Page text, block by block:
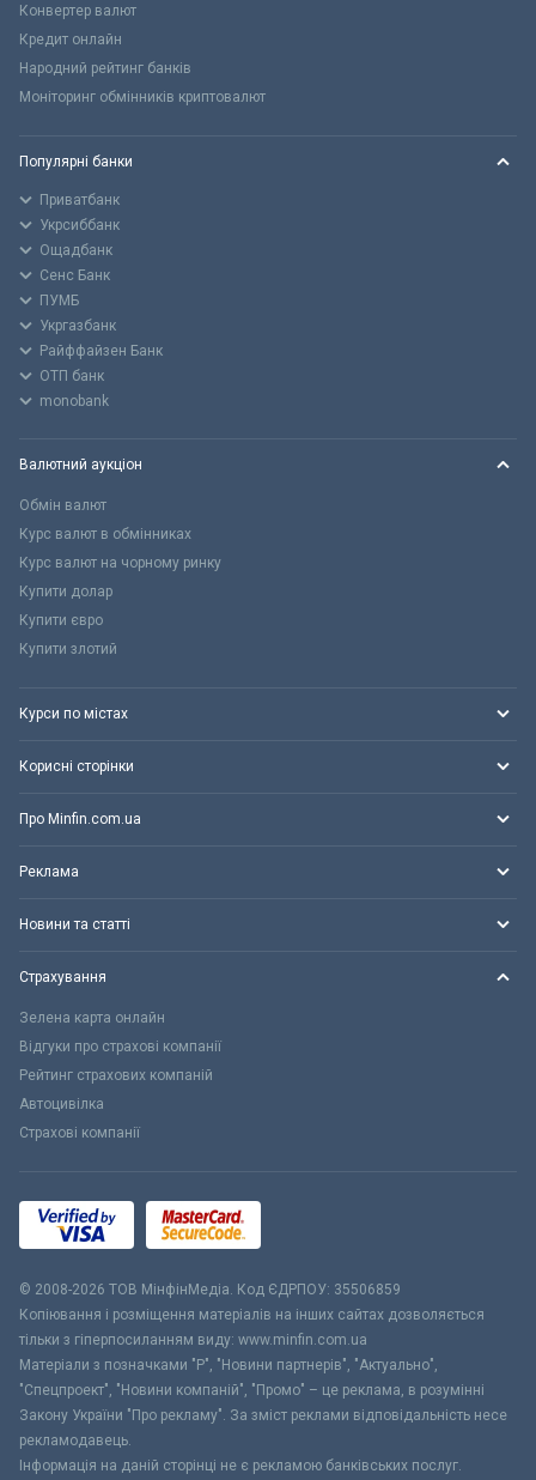
Конвертер валют
Кредит онлайн
Народний рейтинг банків
Моніторинг обмінників криптовалют
Популярні банки
Приватбанк
Укрсиббанк
Ощадбанк
Сенс Банк
ПУМБ
Укргазбанк
Райффайзен Банк
ОТП банк
monobank
Валютний аукціон
Обмін валют
Курс валют в обмінниках
Курс валют на чорному ринку
Купити долар
Купити євро
Купити злотий
Курси по містах
Корисні сторінки
Про Minfin.com.ua
Реклама
Новини та статті
Страхування
Зелена карта онлайн
Відгуки про страхові компанії
Рейтинг страхових компаній
Автоцивілка
Страхові компанії
© 2008-2026 ТОВ МiнфiнМедiа. Код ЄДРПОУ: 35506859
Копіювання і розміщення матеріалів на інших сайтах дозволяється
тільки з гіперпосиланням виду: www.minfin.com.ua
Матеріали з позначками "Р", "Новини партнерів", "Актуально",
"Спецпроект", "Новини компаній", "Промо" – це реклама, в розумінні
Закону України "Про рекламу". За зміст реклами відповідальність несе
рекламодавець.
Інформація на даній сторінці не є рекламою банківських послуг.